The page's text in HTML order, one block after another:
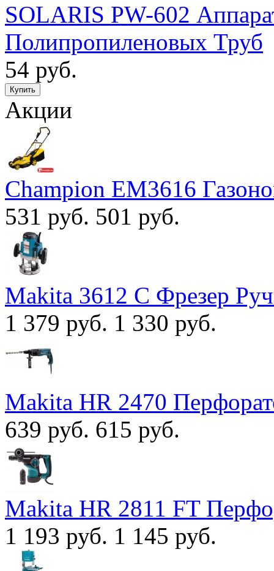
SOLARIS PW-602
Полипропиленовых Труб
54 руб.
Акции
Champion EM3616
531 руб. 501 руб.
Makita 3612 С Фрезер
1 379 руб. 1 330 руб.
Makita HR 2470
639 руб. 615 руб.
Makita HR 2811 FT
1 193 руб. 1 145 руб.